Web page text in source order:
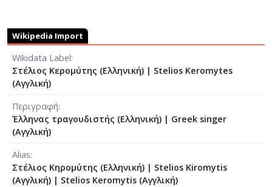
Wikipedia Import
Wikidata Label
Στέλιος Κερομύτης (Ελληνική) | Stelios Keromytes
(Αγγλική)
Περιγραφή
Έλληνας τραγουδιστής (Ελληνική) | Greek singer
(Αγγλική)
Alias
Στέλιος Κηρομύτης (Ελληνική) | Stelios Kiromytis
(Αγγλική) | Stelios Keromytis (Αγγλική)